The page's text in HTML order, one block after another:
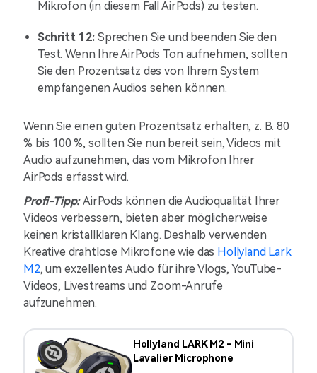
Mikrofon (in diesem Fall AirPods) zu testen.
Schritt 12:Sprechen Sie und beenden Sie den
Test. Wenn Ihre AirPods Ton aufnehmen, sollten
Sie den Prozentsatz des von Ihrem System
empfangenen Audios sehen können.
Wenn Sie einen guten Prozentsatz erhalten, z. B. 80
% bis 100 %, sollten Sie nun bereit sein, Videos mit
Audio aufzunehmen, das vom Mikrofon Ihrer
AirPods erfasst wird.
Profi-Tipp:AirPods können die Audioqualität Ihrer
Videos verbessern, bieten aber möglicherweise
keinen kristallklaren Klang. Deshalb verwenden
Kreative drahtlose Mikrofone wie das Hollyland Lark
M2, um exzellentes Audio für ihre Vlogs, YouTube-
Videos, Livestreams und Zoom-Anrufe
aufzunehmen.
Hollyland LARK M2 - Mini
Lavalier Microphone